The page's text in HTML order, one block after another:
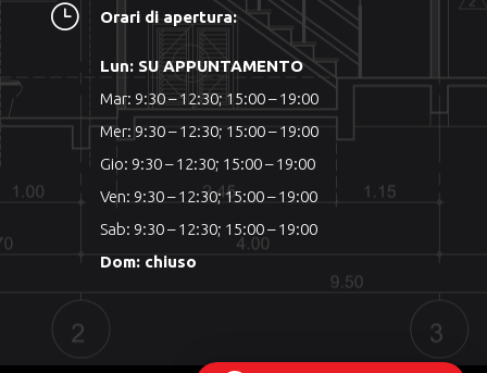
} Orari di apertura:
Lun: SU APPUNTAMENTO
Mar: 9:30 – 12:30; 15:00 – 19:00
Mer: 9:30 – 12:30; 15:00 – 19:00
Gio: 9:30 – 12:30; 15:00 – 19:00
Ven: 9:30 – 12:30; 15:00 – 19:00
Sab: 9:30 – 12:30; 15:00 – 19:00
Dom: chiuso